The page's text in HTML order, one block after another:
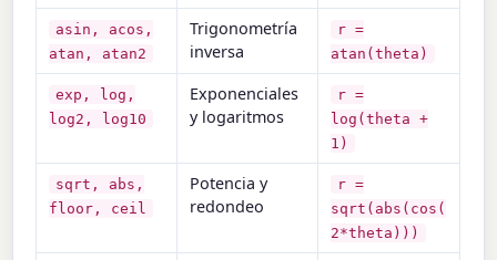
asin, acos,
atan, atan2
Trigonometría
inversa
r =
atan(theta)
exp, log,
log2, log10
Exponenciales
y logaritmos
r =
log(theta +
1)
sqrt, abs,
floor, ceil
Potencia y
redondeo
r =
sqrt(abs(cos(
2*theta)))